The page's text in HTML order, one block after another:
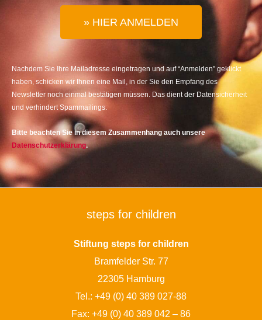
» HIER ANMELDEN
Nachdem Sie Ihre Mailadresse eingetragen und auf “Anmelden” geklickt
haben, schicken wir Ihnen eine Mail, in der Sie den Empfang des
Newsletter noch einmal bestätigen müssen. Das dient der Datensicherheit
und verhindert Spammailings.
Bitte beachten Sie in diesem Zusammenhang auch unsere
Datenschutzerklärung.
steps for children
Stiftung steps for children
Bramfelder Str. 77
22305 Hamburg
Tel.: +49 (0) 40 389 027-88
Fax: +49 (0) 40 389 042 – 86